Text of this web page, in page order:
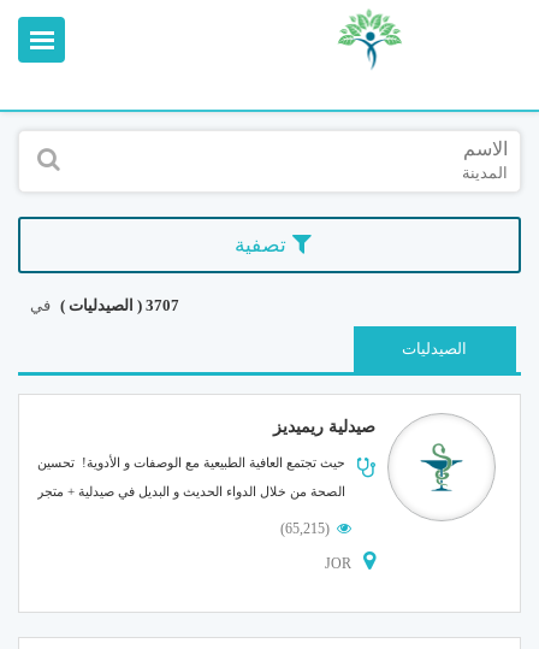
X
تسجيل الدخول
التسجيل
ابحث عن مزود الخدمة الطبية
عن ميدكس
خدماتنا
عن الاردن
أسئلة شائعة
الاسم
المدينة
تصفية
3707 ( الصيدليات ) في
الصيدليات
صيدلية ريميديز
حيث تجتمع العافية الطبيعية مع الوصفات و الأدوية! تحسين
الصحة من خلال الدواء الحديث و البديل في صيدلية + متجر
صحي....
(65,215)
JOR